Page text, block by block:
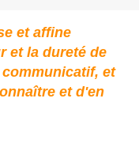
et affine
et la dureté de
et
et d'en